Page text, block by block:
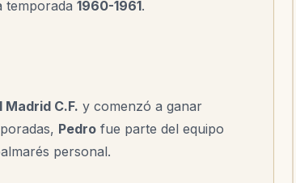
temporada 1960-1961.
Madrid C.F. y comenzó a ganar
Pedro fue parte del equipo
personal.